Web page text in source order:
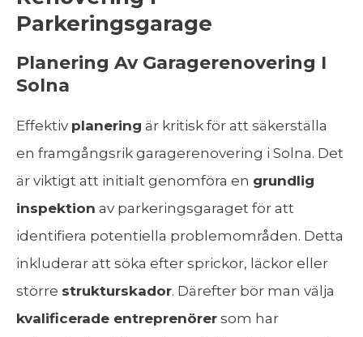
Parkeringsgarage
Planering Av Garagerenovering I
Solna
Effektiv planering är kritisk för att säkerställa
en framgångsrik garagerenovering i Solna. Det
är viktigt att initialt genomföra en grundlig
inspektion av parkeringsgaraget för att
identifiera potentiella problemområden. Detta
inkluderar att söka efter sprickor, läckor eller
större strukturskador. Därefter bör man välja
kvalificerade entreprenörer som har